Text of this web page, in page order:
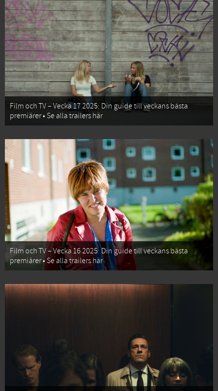
Film och TV – Vecka 17 2025: Din guide till veckans bästa
premiärer • Se alla trailers här
Film och TV – Vecka 16 2025: Din guide till veckans bästa
premiärer • Se alla trailers här